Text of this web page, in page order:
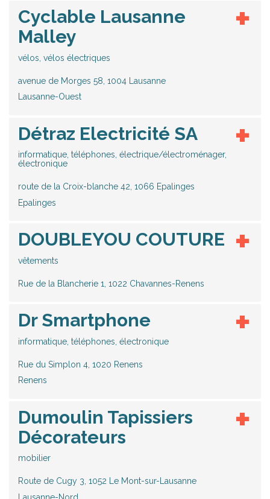
Cyclable Lausanne
Malley
vélos, vélos électriques
avenue de Morges 58, 1004 Lausanne
Lausanne-Ouest
Détraz Electricité SA
informatique, téléphones, électrique/électroménager,
électronique
route de la Croix-blanche 42, 1066 Epalinges
Epalinges
DOUBLEYOU COUTURE
vêtements
Rue de la Blancherie 1, 1022 Chavannes-Renens
Dr Smartphone
informatique, téléphones, électronique
Rue du Simplon 4, 1020 Renens
Renens
Dumoulin Tapissiers
Décorateurs
mobilier
Route de Cugy 3, 1052 Le Mont-sur-Lausanne
Lausanne-Nord